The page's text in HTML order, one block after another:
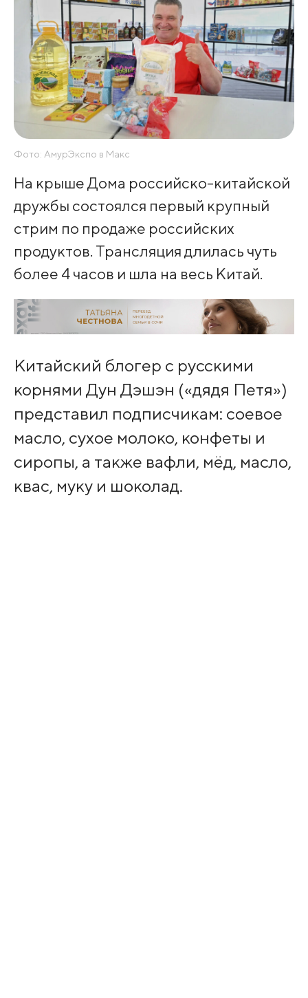
Фото: АмурЭкспо в Макс
На крыше Дома российско-китайской
дружбы состоялся первый крупный
стрим по продаже российских
продуктов. Трансляция длилась чуть
более 4 часов и шла на весь Китай.
Китайский блогер с русскими
корнями Дун Дэшэн («дядя Петя»)
представил подписчикам: соевое
масло, сухое молоко, конфеты и
сиропы, а также вафли, мёд, масло,
квас, муку и шоколад.